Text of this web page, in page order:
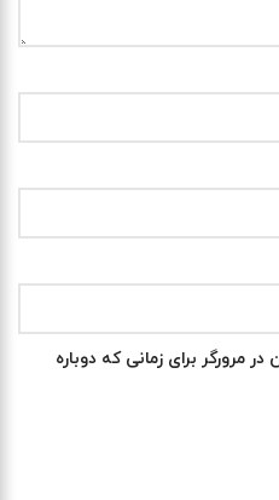
مرورگر برای زمانی که دوباره